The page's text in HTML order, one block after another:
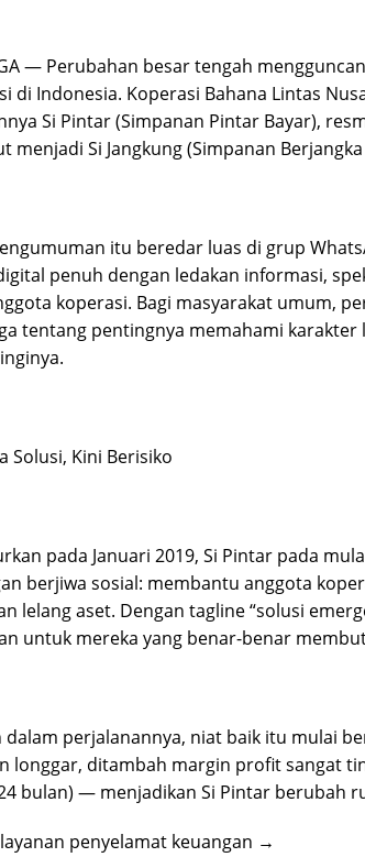
— Perubahan besar tengah
di Indonesia. Koperasi Bahana Lintas
Si Pintar (Simpanan Pintar Bayar),
menjadi Si Jangkung (Simpanan
itu beredar luas di grup
penuh dengan ledakan informasi,
koperasi. Bagi masyarakat umum,
tentang pentingnya memahami karakter
Solusi, Kini Berisiko
pada Januari 2019, Si Pintar pada
berjiwa sosial: membantu anggota
lelang aset. Dengan tagline “solusi
untuk mereka yang benar-benar
dalam perjalanannya, niat baik itu mulai
longgar, ditambah margin profit sangat
bulan) — menjadikan Si Pintar berubah
penyelamat keuangan →